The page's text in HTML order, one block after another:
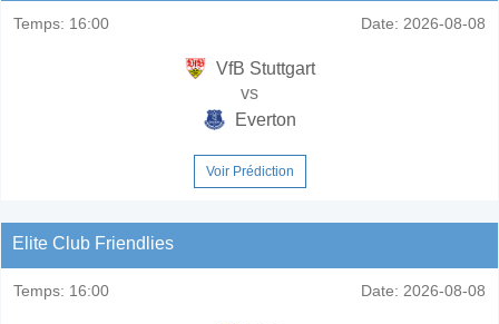
Temps: 16:00 Date: 2026-08-08
VfB Stuttgart
vs
Everton
Voir Prédiction
Elite Club Friendlies
Temps: 16:00 Date: 2026-08-08